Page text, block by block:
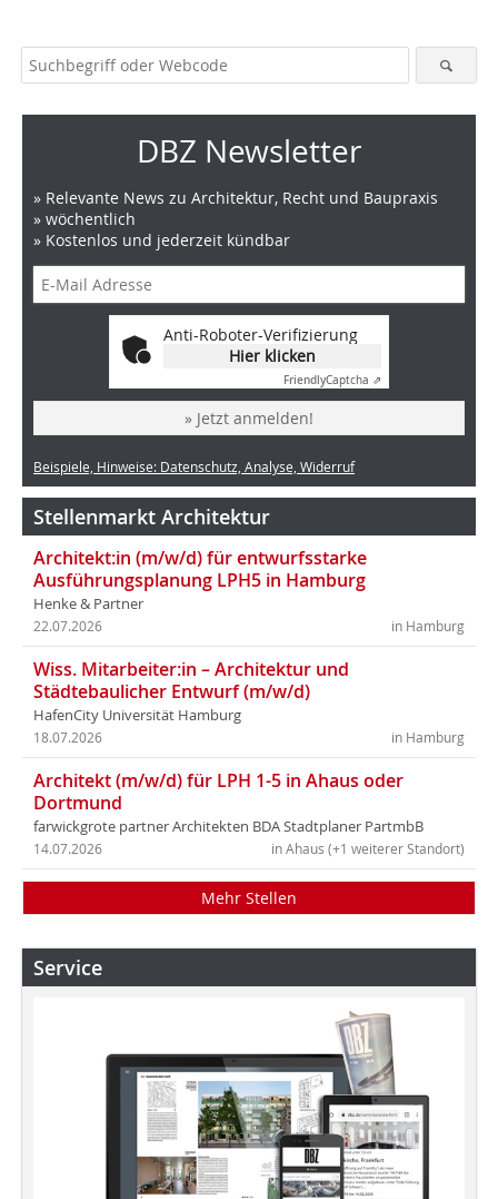
DBZ Newsletter
» Relevante News zu Architektur, Recht und Baupraxis
» wöchentlich
» Kostenlos und jederzeit kündbar
Anti-Roboter-Verifizierung
Hier klicken
FriendlyCaptcha ⇗
» Jetzt anmelden!
Beispiele, Hinweise: Datenschutz, Analyse, Widerruf
Stellenmarkt Architektur
Architekt:in (m/w/d) für entwurfsstarke
Ausführungsplanung LPH5 in Hamburg
Henke & Partner
in Hamburg
22.07.2026
Wiss. Mitarbeiter:in – Architektur und
Städtebaulicher Entwurf (m/w/d)
HafenCity Universität Hamburg
in Hamburg
18.07.2026
Architekt (m/w/d) für LPH 1-5 in Ahaus oder
Dortmund
farwickgrote partner Architekten BDA Stadtplaner PartmbB
in Ahaus (+1 weiterer Standort)
14.07.2026
Mehr Stellen
Service